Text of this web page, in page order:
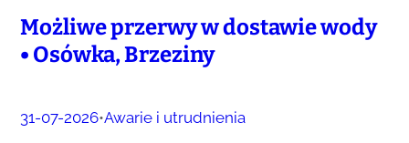
Możliwe przerwy w dostawie wody
• Osówka, Brzeziny
31-07-2026•Awarie i utrudnienia